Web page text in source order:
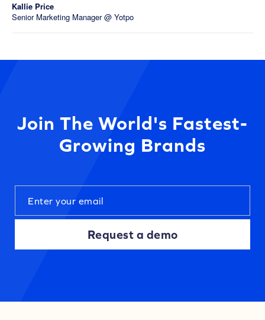
Kallie Price
Senior Marketing Manager @ Yotpo
Join The World's Fastest-
Growing Brands
Request a demo